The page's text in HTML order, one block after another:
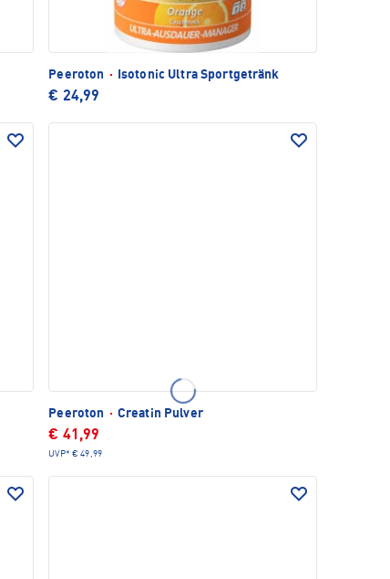
Peeroton · Isotonic Ultra Sportgetränk
€ 24,99
Peeroton · Creatin Pulver
€ 41,99
UVP* € 49,99